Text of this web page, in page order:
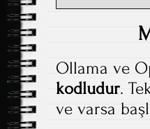
Ollama ve
kodludur.
ve varsa